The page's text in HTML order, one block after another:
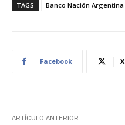
TAGS Banco Nación Argentina
Facebook X
ARTÍCULO ANTERIOR